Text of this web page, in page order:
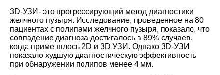
3D-УЗИ- это прогрессирующий метод диагностики
желчного пузыря. Исследование, проведенное на 80
пациентах с полипами желчного пузыря, показало, что
совпадение диагноза достигалось в 89% случаев,
когда применялось 2D и 3D УЗИ. Однако 3D-УЗИ
показало худшую диагностическую эффективность
при обнаружении полипов менее 4 мм.